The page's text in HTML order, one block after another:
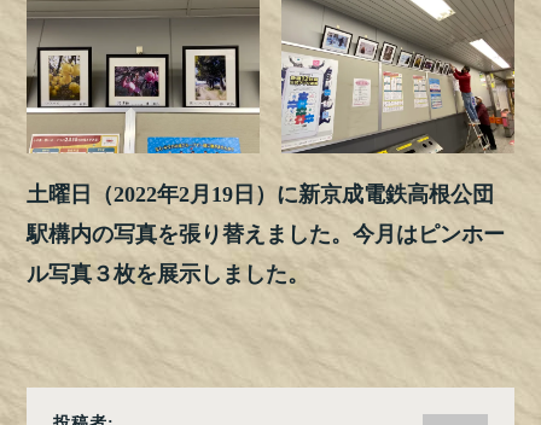
土曜日（2022年2月19日）に新京成電鉄高根公団
駅構内の写真を張り替えました。今月はピンホー
ル写真３枚を展示しました。